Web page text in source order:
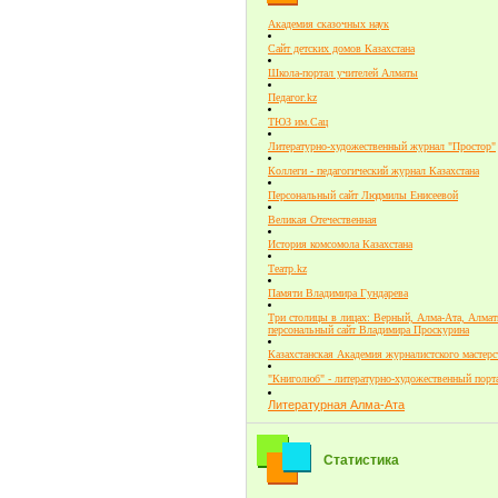
Академия сказочных наук
Сайт детских домов Казахстана
Школа-портал учителей Алматы
Педагог.kz
ТЮЗ им.Сац
Литературно-художественный журнал "Простор"
Коллеги - педагогический журнал Казахстана
Персональный сайт Людмилы Енисеевой
Великая Отечественная
История комсомола Казахстана
Театр.kz
Памяти Владимира Гундарева
Три столицы в лицах: Верный, Алма-Ата,
персональный сайт Владимира Проскурина
Казахстанская Академия журналистского
"Книголюб" - литературно-художественный
Литературная Алма-Ата
Статистика